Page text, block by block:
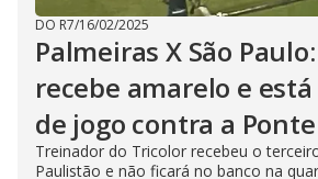
DO R7/16/02/2025
Palmeiras X São
recebe amarelo e
de jogo contra a Ponte
Treinador do Tricolor recebeu o
Paulistão e não ficará no banco na